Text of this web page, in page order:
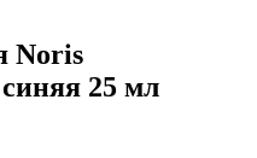
Noris
25 мл